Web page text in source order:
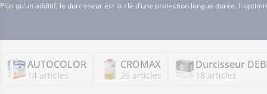
Plus qu’un additif, le durcisseur est la clé d’une protection longue durée. Il
AUTOCOLOR
14 articles
CROMAX
26 articles
Durcisseur
18 articles